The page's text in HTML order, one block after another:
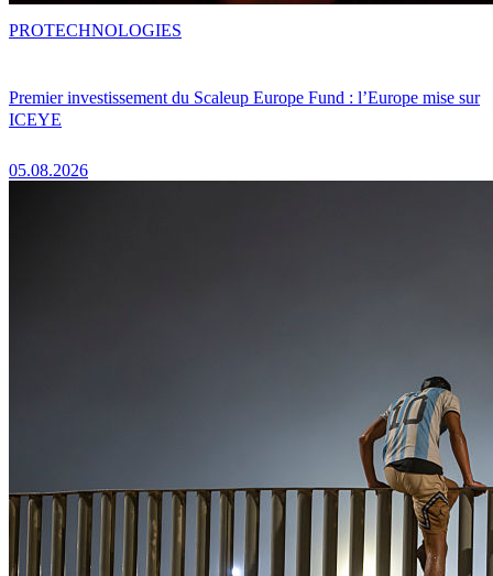
Premier investissement du Scaleup Europe Fund : l’Europe mise sur
ICEYE
05.08.2026
PROTECHNOLOGIES